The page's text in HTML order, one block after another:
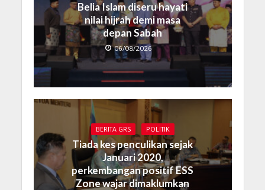
Belia Islam diseru hayati
nilai hijrah demi masa
depan Sabah
06/08/2026
BERITA GRS POLITIK
Tiada kes penculikan sejak
Januari 2020,
perkembangan positif ESS
Zone wajar dimaklumkan